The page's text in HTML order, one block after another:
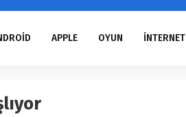
APPLE OYUN İNTERNET